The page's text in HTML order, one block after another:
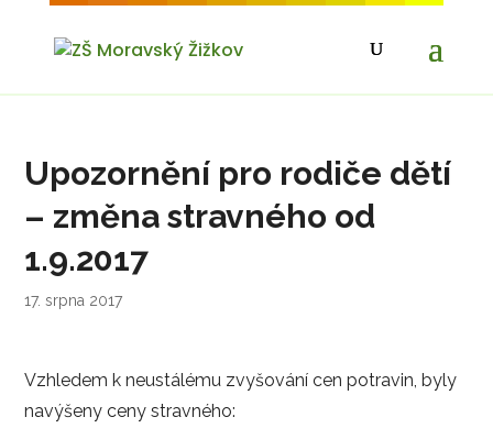
Upozornění pro rodiče dětí
– změna stravného od
1.9.2017
17. srpna 2017
Vzhledem k neustálému zvyšování cen potravin, byly
navýšeny ceny stravného: